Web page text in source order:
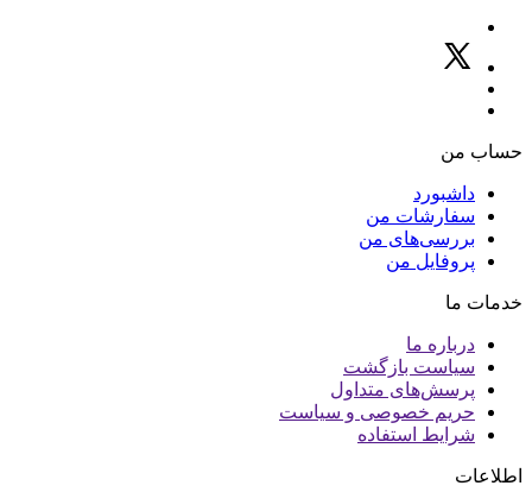
حساب من
داشبورد
سفارشات من
بررسی‌های من
پروفایل من
خدمات ما
درباره ما
سیاست بازگشت
پرسش‌های متداول
حریم خصوصی و سیاست
شرایط استفاده
اطلاعات